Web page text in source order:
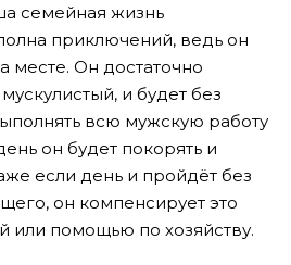
семейная жизнь
приключений, ведь он
месте. Он достаточно
и будет без
всю мужскую работу
он будет покорять и
если день и пройдёт без
он компенсирует это
или помощью по хозяйству.